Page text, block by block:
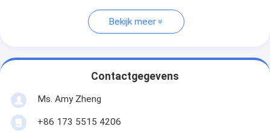
Bekijk meer
Contactgegevens
Ms. Amy Zheng
+86 173 5515 4206